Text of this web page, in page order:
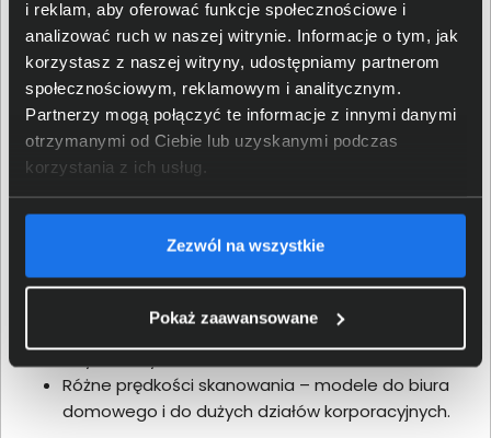
i reklam, aby oferować funkcje społecznościowe i
analizować ruch w naszej witrynie. Informacje o tym, jak
korzystasz z naszej witryny, udostępniamy partnerom
społecznościowym, reklamowym i analitycznym.
Partnerzy mogą połączyć te informacje z innymi danymi
otrzymanymi od Ciebie lub uzyskanymi podczas
korzystania z ich usług.
Zezwól na wszystkie
Pokaż zaawansowane
Seria Brother ADS obejmuje kilka modeli różniących się
wydajnością i funkcjami dodatkowymi:
ADF (Automatic Document Feeder) –
automatyczne podawanie dokumentów do
skanera.
Skanowanie w kolorze i mono – wysoka
rozdzielczość optyczna dla zachowania detali.
komputerem, serwerem lub środowiskiem
chmurowym.
Zaawansowane oprogramowanie – funkcje OCR
(rozpoznawanie tekstu) pozwalają na tworzenie
edytowalnych dokumentów.
Różne prędkości skanowania – modele do biura
domowego i do dużych działów korporacyjnych.